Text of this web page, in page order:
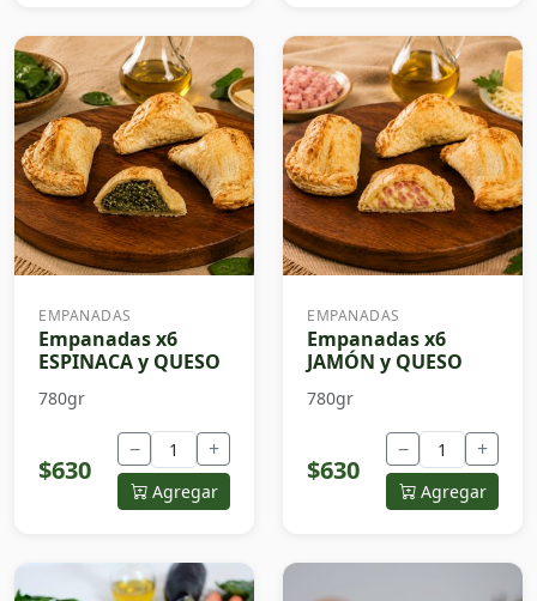
EMPANADAS
Empanadas x6
ESPINACA y QUESO
780gr
$630
− +
Agregar
EMPANADAS
Empanadas x6
JAMÓN y QUESO
780gr
$630
− +
Agregar